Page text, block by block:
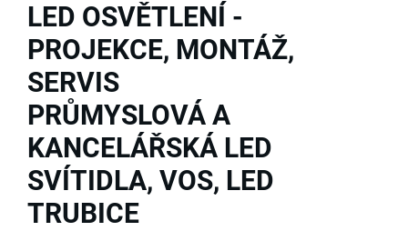
LED OSVĚTLENÍ -
PROJEKCE, MONTÁŽ,
SERVIS
PRŮMYSLOVÁ A
KANCELÁŘSKÁ LED
SVÍTIDLA, VOS, LED
TRUBICE